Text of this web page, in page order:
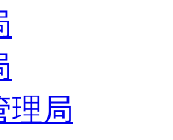
理局